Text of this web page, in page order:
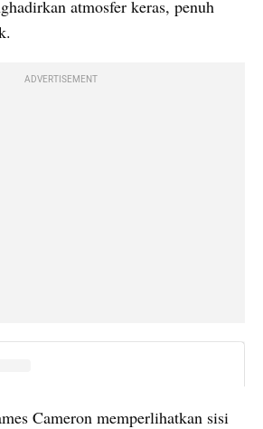
atmosfer keras, penuh
ADVERTISEMENT
Cameron memperlihatkan sisi